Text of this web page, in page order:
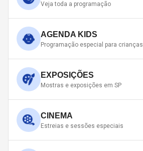
Veja toda a programação
AGENDA KIDS
Programação especial para crianças
EXPOSIÇÕES
Mostras e exposições em SP
CINEMA
Estreias e sessões especiais